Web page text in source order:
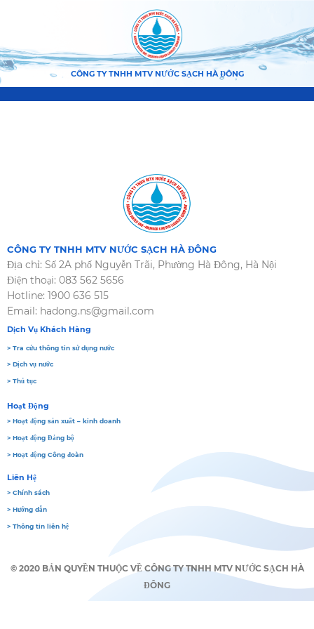
CÔNG TY TNHH MTV NƯỚC SẠCH HÀ ĐÔNG
CÔNG TY TNHH MTV NƯỚC SẠCH HÀ ĐÔNG
Địa chỉ: Số 2A phố Nguyễn Trãi, Phường Hà Đông, Hà Nội
Điện thoại: 083 562 5656
Hotline: 1900 636 515
Email: hadong.ns@gmail.com
Dịch Vụ Khách Hàng
> Tra cứu thông tin sử dụng nước
> Dịch vụ nước
> Thủ tục
Hoạt Động
> Hoạt động sản xuất – kinh doanh
> Hoạt động Đảng bộ
> Hoạt động Công đoàn
Liên Hệ
> Chính sách
> Hướng dẫn
> Thông tin liên hệ
© 2020 BẢN QUYỀN THUỘC VỀ CÔNG TY TNHH MTV NƯỚC SẠCH HÀ
ĐÔNG